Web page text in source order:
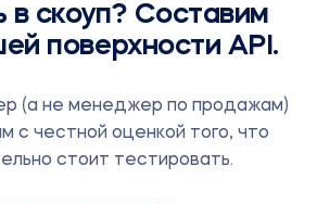
в скоуп? Составим
поверхности API.
(а не менеджер по продажам)
с честной оценкой того, что
стоит тестировать.